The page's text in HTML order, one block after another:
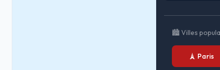
🏙️ Villes
🗼 Paris